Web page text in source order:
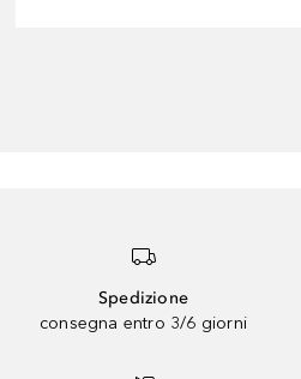
Spedizione
consegna entro 3/6 giorni